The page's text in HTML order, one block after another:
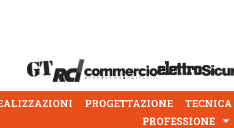
PROGETTAZIONE TECNICA
PROFESSIONE